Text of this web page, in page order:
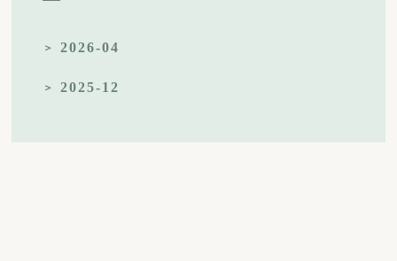
2026-04
2025-12